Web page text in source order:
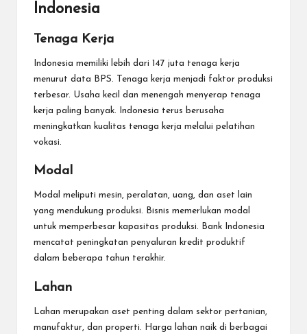
Indonesia
Tenaga Kerja
Indonesia memiliki lebih dari 147 juta tenaga kerja
menurut data BPS. Tenaga kerja menjadi faktor produksi
terbesar. Usaha kecil dan menengah menyerap tenaga
kerja paling banyak. Indonesia terus berusaha
meningkatkan kualitas tenaga kerja melalui pelatihan
vokasi.
Modal
Modal meliputi mesin, peralatan, uang, dan aset lain
yang mendukung produksi. Bisnis memerlukan modal
untuk memperbesar kapasitas produksi. Bank Indonesia
mencatat peningkatan penyaluran kredit produktif
dalam beberapa tahun terakhir.
Lahan
Lahan merupakan aset penting dalam sektor pertanian,
manufaktur, dan properti. Harga lahan naik di berbagai